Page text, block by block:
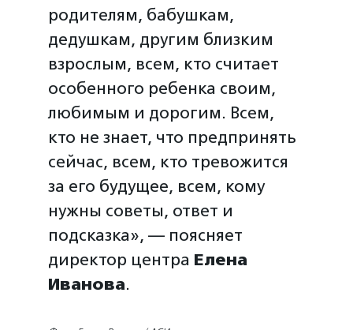
родителям, бабушкам,
дедушкам, другим близким
взрослым, всем, кто считает
особенного ребенка своим,
любимым и дорогим. Всем,
кто не знает, что предпринять
сейчас, всем, кто тревожится
за его будущее, всем, кому
нужны советы, ответ и
подсказка», — поясняет
директор центра Елена
Иванова.